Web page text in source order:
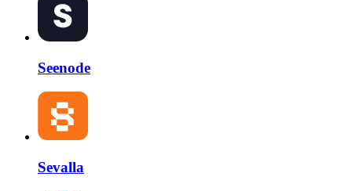
Seenode
Sevalla